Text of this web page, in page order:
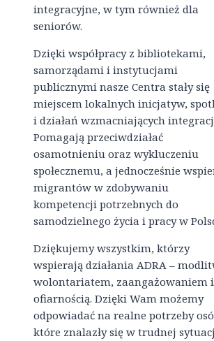
integracyjne, w tym również dla
seniorów.
Dzięki współpracy z bibliotekami,
samorządami i instytucjami
publicznymi nasze Centra stały się
miejscem lokalnych inicjatyw,
i działań wzmacniających
Pomagają przeciwdziałać
osamotnieniu oraz wykluczeniu
społecznemu, a jednocześnie
migrantów w zdobywaniu
kompetencji potrzebnych do
samodzielnego życia i pracy w
Dziękujemy wszystkim, którzy
wspierają działania ADRA –
wolontariatem, zaangażowaniem i
ofiarnością. Dzięki Wam możemy
odpowiadać na realne potrzeby
które znalazły się w trudnej